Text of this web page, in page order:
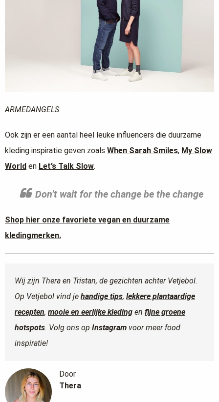
ARMEDANGELS
Ook zijn er een aantal heel leuke influencers die duurzame
kleding inspiratie geven zoals When Sarah Smiles, My Slow
World en Let’s Talk Slow.
Don’t wait for the change be the change
Shop hier onze favoriete vegan en duurzame
kledingmerken.
Wij zijn Thera en Tristan, de gezichten achter Vetjebol.
Op Vetjebol vind je handige tips, lekkere plantaardige
recepten, mooie en eerlijke kleding en fijne groene
hotspots. Volg ons op Instagram voor meer food
inspiratie!
Door
Thera